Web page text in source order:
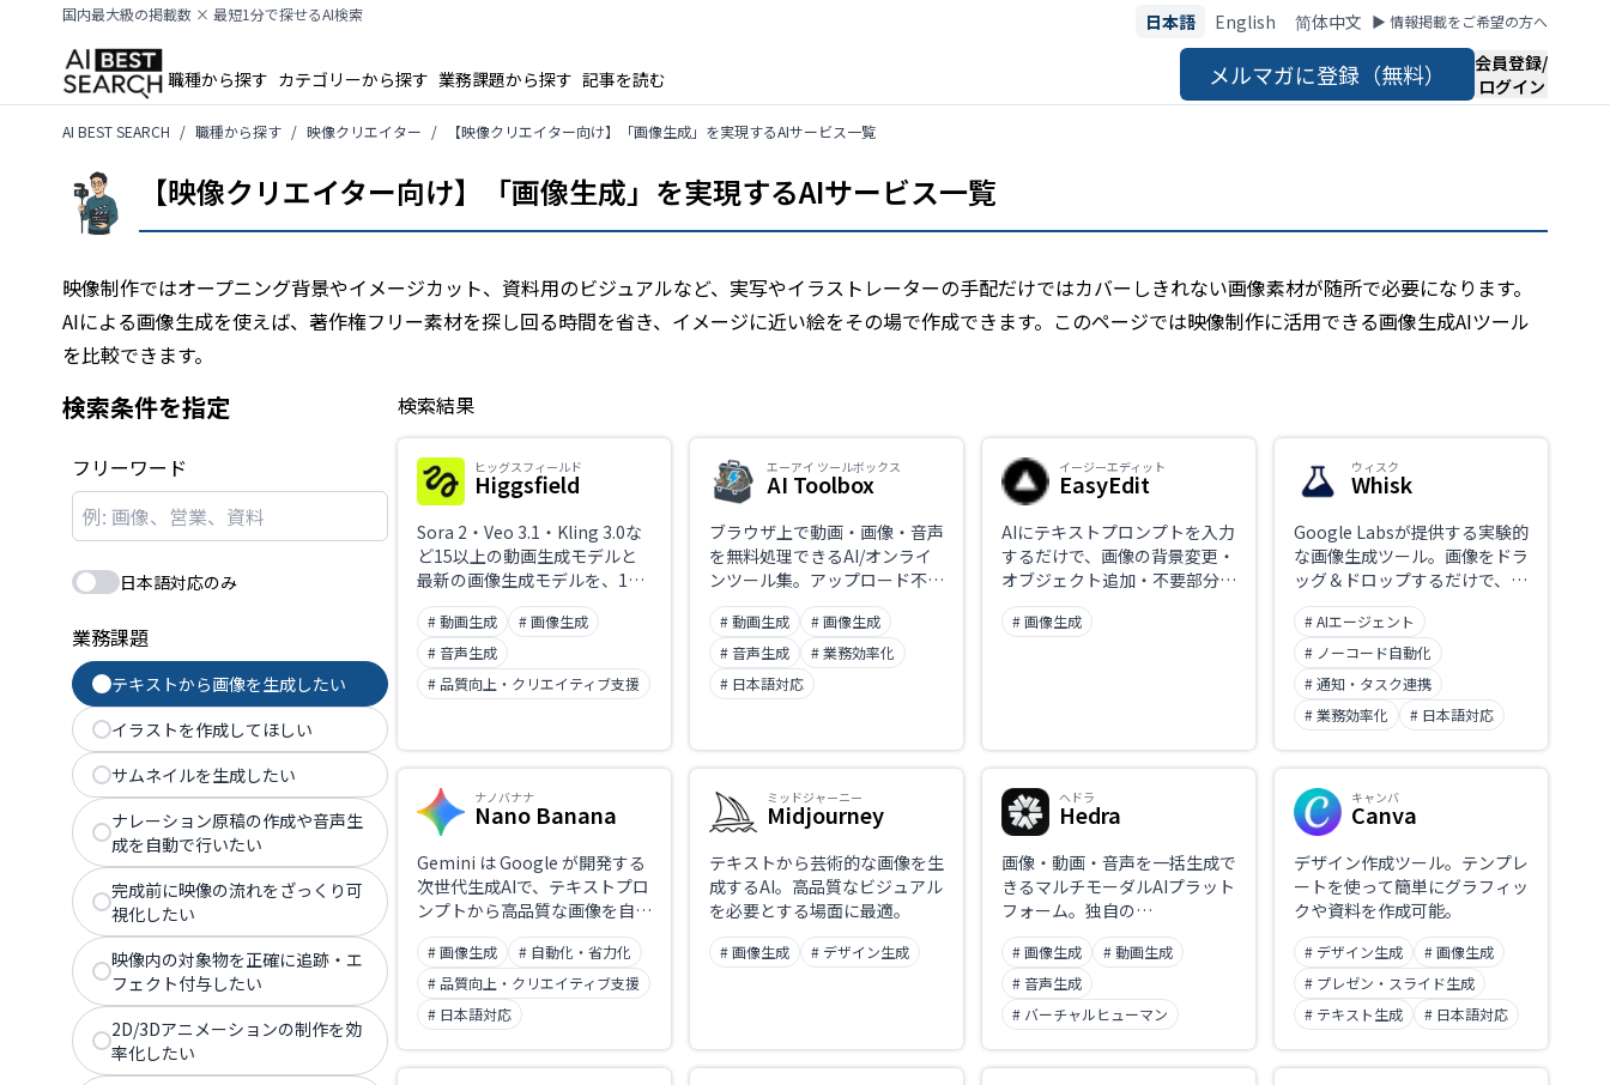
国内最大級の掲載数 × 最短1分で探せるAI検索 日本語 English 简体中文 ▶︎ 情報掲載をご希望の方へ
職種から探す カテゴリーから探す 業務課題から探す 記事を読む メルマガに登録（無料）
会員登録/
ログイン
AI BEST SEARCH 職種から探す 映像クリエイター 【映像クリエイター向け】「画像生成」を実現するAIサービス一覧
【映像クリエイター向け】「画像生成」を実現するAIサービス一覧
映像制作ではオープニング背景やイメージカット、資料用のビジュアルなど、実写やイラストレーターの手配だけではカバーしきれない画像素材が随所で必要になります。
AIによる画像生成を使えば、著作権フリー素材を探し回る時間を省き、イメージに近い絵をその場で作成できます。このページでは映像制作に活用できる画像生成AIツール
を比較できます。
検索条件を指定
フリーワード
日本語対応のみ
業務課題
テキストから画像を生成したい
イラストを作成してほしい
サムネイルを生成したい
ナレーション原稿の作成や音声生
成を自動で行いたい
完成前に映像の流れをざっくり可
視化したい
映像内の対象物を正確に追跡・エ
フェクト付与したい
2D/3Dアニメーションの制作を効
率化したい
検索結果
ヒッグスフィールド
Higgsfield
Sora 2・Veo 3.1・Kling 3.0な
ど15以上の動画生成モデルと
最新の画像生成モデルを、1つ
のサブスクリプションで横断利
用できるシネマティックAI動
画・画像生成プラットフォー
ム。映画のようなカメラワーク
表現に強みがあり、ユーザー数
ドルに到達した、いま最も勢い
のあるAI動画スタートアップの
1つです。
# 動画生成
# 画像生成
# 音声生成
# 品質向上・クリエイティブ支援
エーアイ ツールボックス
AI Toolbox
ブラウザ上で動画・画像・音声
を無料処理できるAI/オンライ
ンツール集。アップロード不要
でファイルはブラウザ内で処理
されるためプライバシーに配
慮。動画分割をはじめ、画像・
音声関連の各種ツールを揃え、
クリエイター・マーケター・
まで手軽に使える。日本語ペー
ジに対応。
# 動画生成
# 画像生成
# 音声生成
# 業務効率化
# 日本語対応
イージーエディット
EasyEdit
AIにテキストプロンプトを入力
するだけで、画像の背景変更・
オブジェクト追加・不要部分削
除などの編集を自動化する画像
編集ツール。直感的な操作でプ
# 画像生成
ウィスク
Whisk
Google Labsが提供する実験的
な画像生成ツール。画像をドラ
ッグ＆ドロップするだけで、AI
が自動的にキャプションを生成
し、新しい画像を作成。
GeminiとImagen 3を活用し、
迅速なビジュアルアイデアの探
索を可能にする。
# AIエージェント
# ノーコード自動化
# 通知・タスク連携
# 業務効率化
# 日本語対応
ナノバナナ
Nano Banana
Gemini は Google が開発する
次世代生成AIで、テキストプロ
ンプトから高品質な画像を自動
生成・編集できる機能を備えた
プラットフォーム。Nano
Banana / Nano Banana Pro
モードで数秒以内に多様なスタ
イルの画像を作成し、編集内容
の細かな調整も可能です。テキ
# 画像生成
# 自動化・省力化
# 品質向上・クリエイティブ支援
# 日本語対応
ミッドジャーニー
Midjourney
テキストから芸術的な画像を生
成するAI。高品質なビジュアル
を必要とする場面に最適。
# 画像生成 # デザイン生成
ヘドラ
Hedra
画像・動画・音声を一括生成で
きるマルチモーダルAIプラット
フォーム。独自の
「Character-3」技術でリアル
なキャラクターやシーンを作成
でき、クリエイターやマーケタ
ー向けに高度なコンテンツ制作
を支援。
# 画像生成
# 動画生成
# 音声生成
# バーチャルヒューマン
キャンバ
Canva
デザイン作成ツール。テンプレ
ートを使って簡単にグラフィッ
クや資料を作成可能。
# デザイン生成
# 画像生成
# プレゼン・スライド生成
# テキスト生成
# 日本語対応